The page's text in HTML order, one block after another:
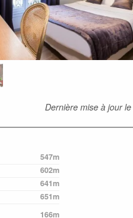
Dernière mise à jour le
547m
602m
641m
651m
166m